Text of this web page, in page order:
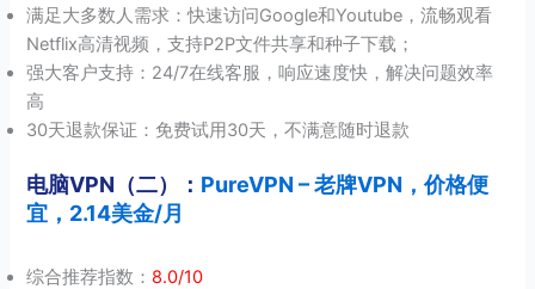
满足大多数人需求：快速访问Google和Youtube，流畅观看
Netflix高清视频，支持P2P文件共享和种子下载；
强大客户支持：24/7在线客服，响应速度快，解决问题效率
高
30天退款保证：免费试用30天，不满意随时退款
电脑VPN（二）： PureVPN – 老牌VPN，价格便
宜，2.14美金/月
综合推荐指数： 8.0/10